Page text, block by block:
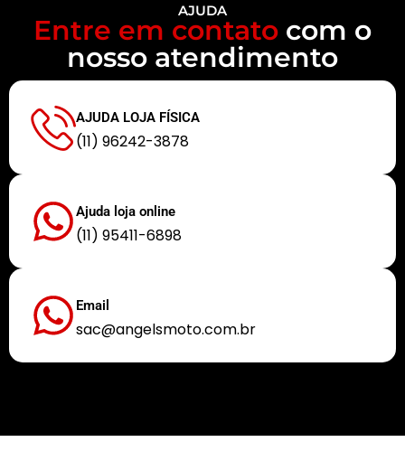
AJUDA
Entre em contato com o
nosso atendimento
AJUDA LOJA FÍSICA
(11) 96242-3878
Ajuda loja online
(11) 95411-6898
Email
sac@angelsmoto.com.br